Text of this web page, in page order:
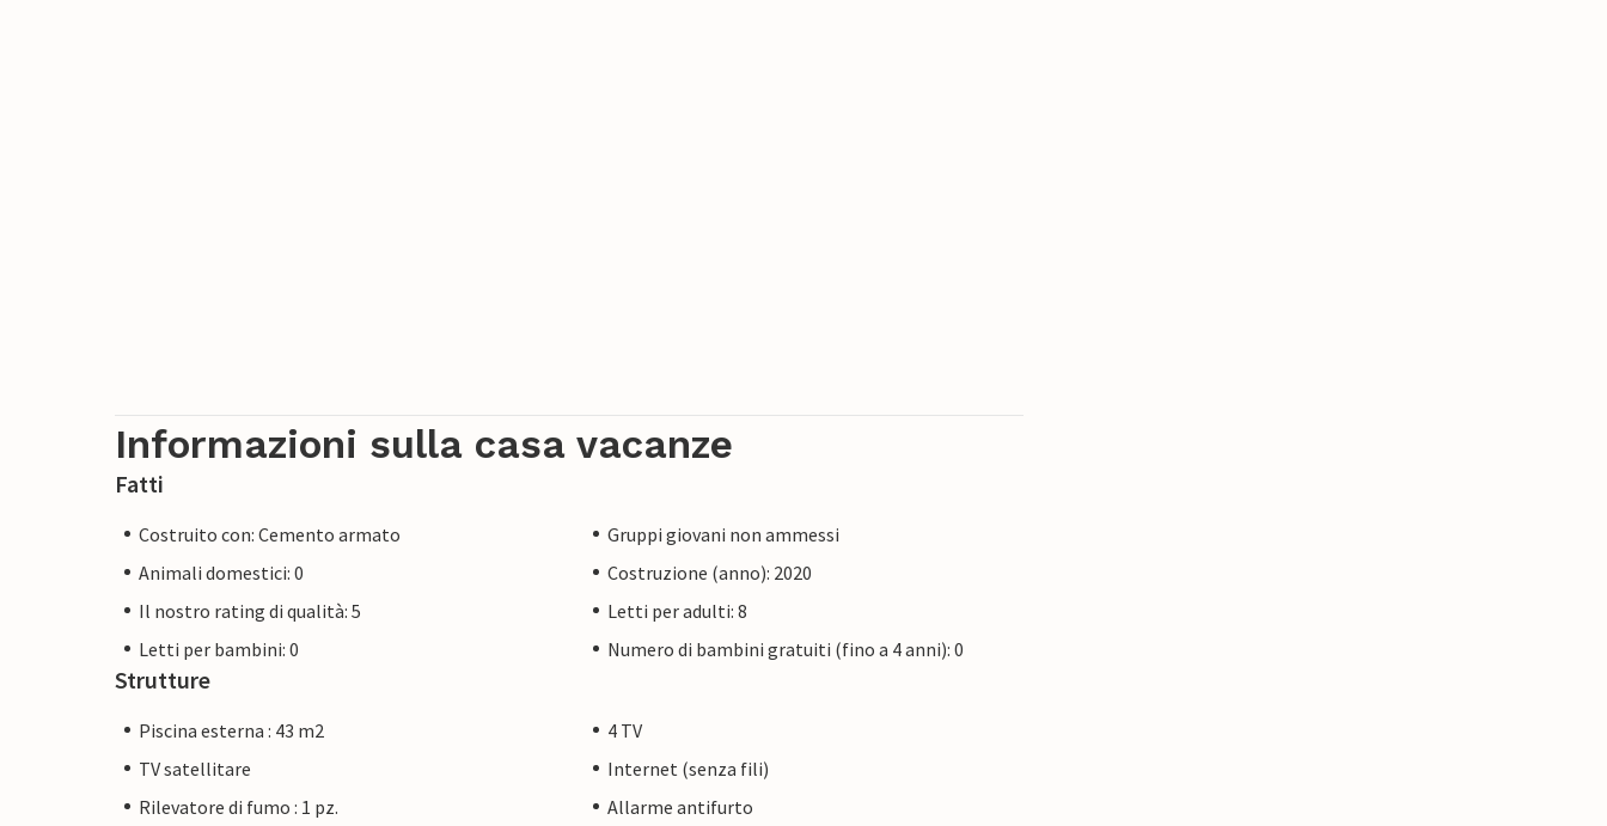
Informazioni sulla casa vacanze
Fatti
Costruito con: Cemento armato
Gruppi giovani non ammessi
Animali domestici: 0
Costruzione (anno): 2020
Il nostro rating di qualità: 5
Letti per adulti: 8
Letti per bambini: 0
Numero di bambini gratuiti (fino a 4 anni): 0
Strutture
Piscina esterna : 43 m2
4 TV
TV satellitare
Internet (senza fili)
Rilevatore di fumo : 1 pz.
Allarme antifurto